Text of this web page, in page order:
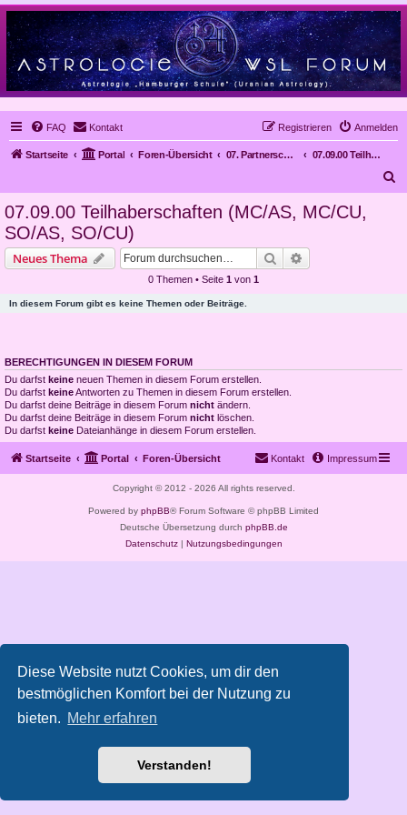
Diese Website nutzt Cookies, um dir den
bestmöglichen Komfort bei der Nutzung zu
bieten. Mehr erfahren
Verstanden!
FAQ Kontakt Anmelden
Registrieren
Startseite Portal Foren-Übersicht 07. Partnerschaften
07.09.00 Teilhaberschaften (MC/AS, MC/CU, SO/AS, SO/CU)
07.09.00 Teilhaberschaften (MC/AS, MC/CU,
SO/AS, SO/CU)
Neues Thema Suche
0 Themen • Seite 1 von 1
In diesem Forum gibt es keine Themen oder Beiträge.
BERECHTIGUNGEN IN DIESEM FORUM
Du darfst keine neuen Themen in diesem Forum erstellen.
Du darfst keineAntworten zu Themen in diesem Forum erstellen.
Du darfst deine Beiträge in diesem Forum nicht ändern.
Du darfst deine Beiträge in diesem Forum nicht löschen.
Du darfst keine Dateianhänge in diesem Forum erstellen.
Startseite Portal Foren-Übersicht Impressum
Kontakt
Copyright © 2012 - 2026 All rights reserved.
Powered by phpBB® Forum Software © phpBB Limited
Deutsche Übersetzung durch phpBB.de
Datenschutz| Nutzungsbedingungen